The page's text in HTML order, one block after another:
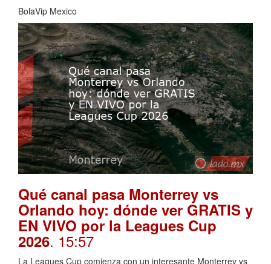
BolaVip Mexico
Qué canal pasa Monterrey vs
Orlando hoy: dónde ver GRATIS y
EN VIVO por la Leagues Cup
2026. 15:57
La Leagues Cup comienza con un interesante Monterrey vs